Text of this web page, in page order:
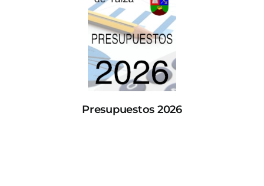
Presupuestos 2026